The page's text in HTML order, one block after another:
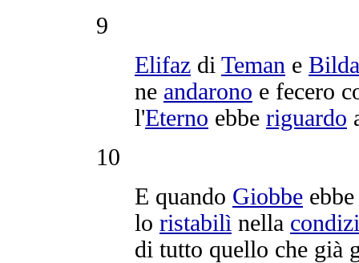
9
Elifaz di Teman e
ne andarono e fecero
l'Eterno ebbe riguardo
10
E quando Giobbe
lo ristabilì nella
di tutto quello che già